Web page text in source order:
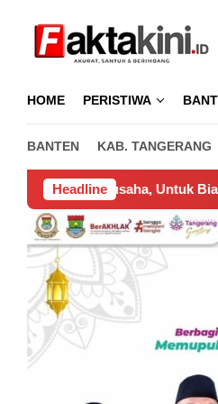
HOME PERISTIWA
BANTEN KAB. TANGERANG
Headline
Biaya Koordinasi